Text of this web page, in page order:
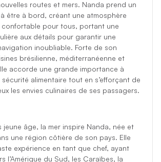
routes et mers. Nanda prend un
à être à bord, créant une atmosphère
confortable pour tous, portant une
aux détails pour garantir une
inoubliable. Forte de son
brésilienne, méditerranéenne et
accorde une grande importance à
sécurité alimentaire tout en s’efforçant de
les envies culinaires de ses passagers.
jeune âge, la mer inspire Nanda, née et
une région côtière de son pays. Elle
expérience en tant que chef, ayant
l’Amérique du Sud, les Caraïbes, la